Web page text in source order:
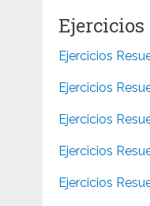
Ejercicios
Ejercicios
Ejercicios
Ejercicios
Ejercicios
Ejercicios